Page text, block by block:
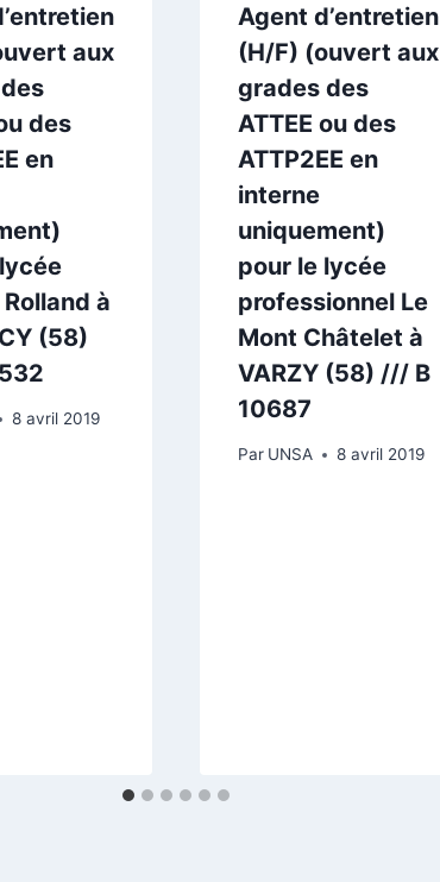
aux
des
en
à
(58)
8 avril 2019
Agent d’entretien
(H/F) (ouvert aux
grades des
ATTEE ou des
ATTP2EE en
interne
uniquement)
pour le lycée
professionnel Le
Mont Châtelet à
VARZY (58) /// B
10687
Par UNSA 8 avril 2019